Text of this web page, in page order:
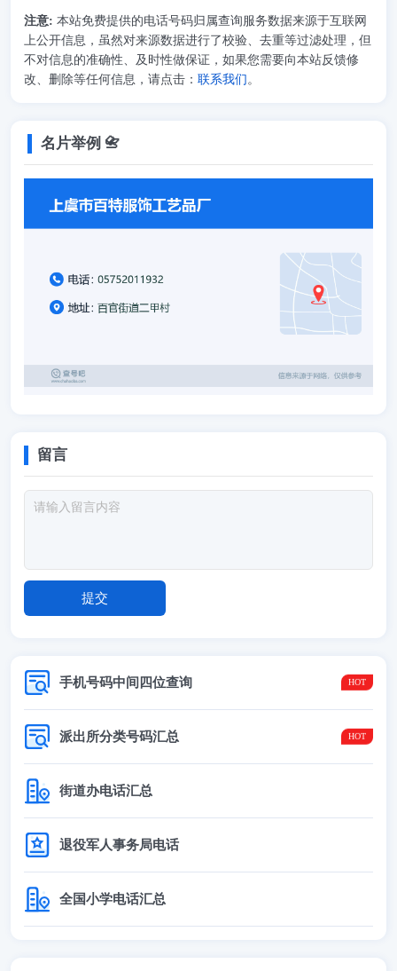
注意: 本站免费提供的电话号码归属查询服务数据来源于互联网
上公开信息，虽然对来源数据进行了校验、去重等过滤处理，但
不对信息的准确性、及时性做保证，如果您需要向本站反馈修
改、删除等任何信息，请点击： 联系我们 。
名片举例 📇
留言
手机号码中间四位查询
派出所分类号码汇总
街道办电话汇总
退役军人事务局电话
全国小学电话汇总